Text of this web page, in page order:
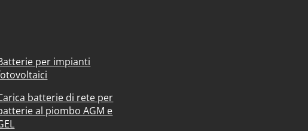
per impianti
batterie di rete per
al piombo AGM e